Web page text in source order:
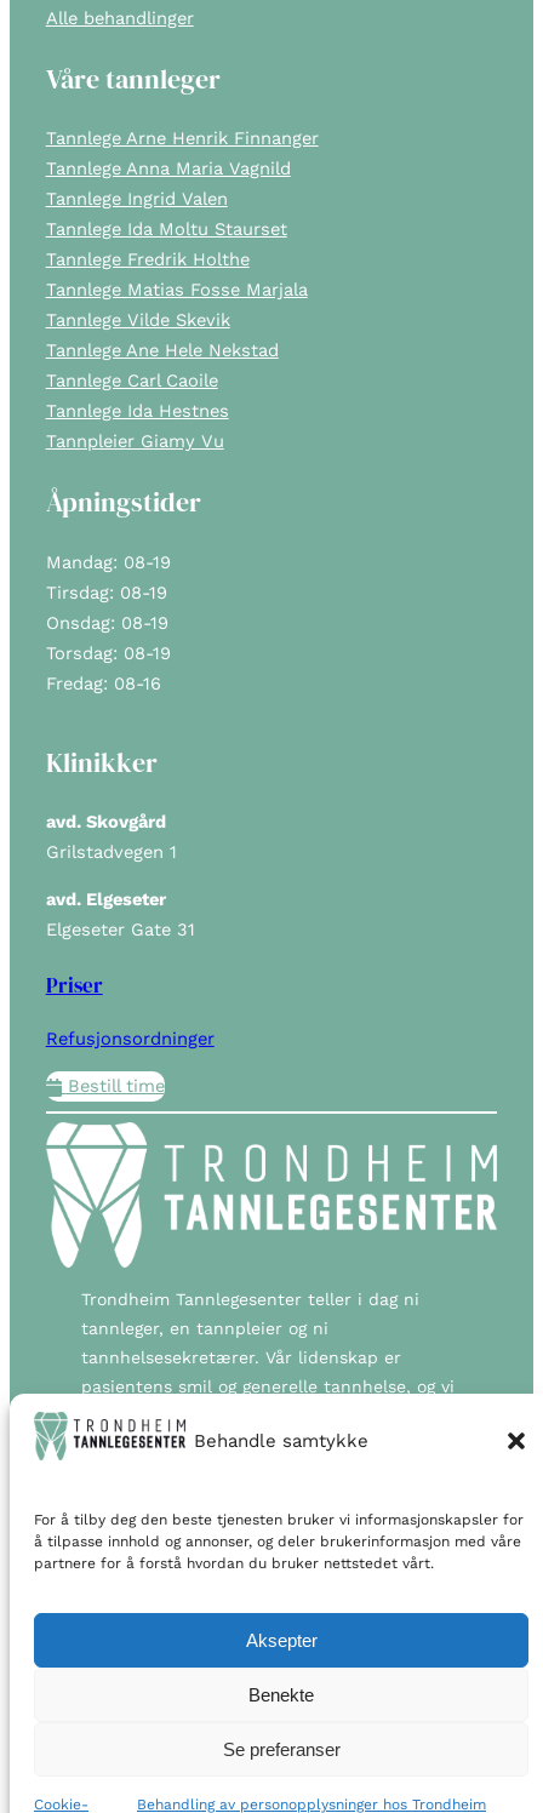
Behandle samtykke
For å tilby deg den beste tjenesten bruker vi informasjonskapsler for
å tilpasse innhold og annonser, og deler brukerinformasjon med våre
partnere for å forstå hvordan du bruker nettstedet vårt.
Aksepter
Benekte
Se preferanser
Cookie- Behandling av personopplysninger hos Trondheim
Alle behandlinger
Våre tannleger
Tannlege Arne Henrik Finnanger
Tannlege Anna Maria Vagnild
Tannlege Ingrid Valen
Tannlege Ida Moltu Staurset
Tannlege Fredrik Holthe
Tannlege Matias Fosse Marjala
Tannlege Vilde Skevik
Tannlege Ane Hele Nekstad
Tannlege Carl Caoile
Tannlege Ida Hestnes
Tannpleier Giamy Vu
Åpningstider
Mandag: 08-19
Tirsdag: 08-19
Onsdag: 08-19
Torsdag: 08-19
Fredag: 08-16
Klinikker
avd. Skovgård
Grilstadvegen 1
avd. Elgeseter
Elgeseter Gate 31
Priser
Refusjonsordninger
Bestill time
Trondheim Tannlegesenter teller i dag ni
tannleger, en tannpleier og ni
tannhelsesekretærer. Vår lidenskap er
pasientens smil og generelle tannhelse, og vi
setter pasienten i fokus i alt vi gjør. Vi er
stolte av vår utmerkede pasientbehandling,
forventningene pasienter har til et
tannlegebesøk. Velkommen til oss!
reservert